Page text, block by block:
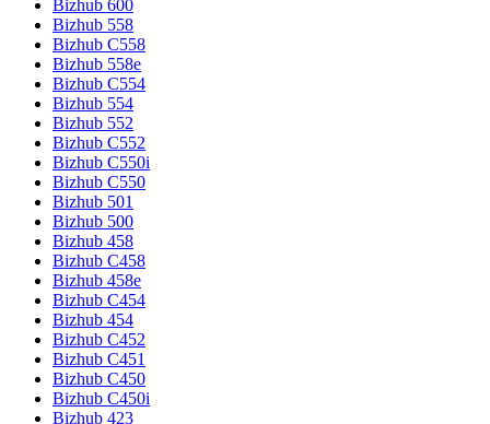
Bizhub 600
Bizhub 558
Bizhub C558
Bizhub 558e
Bizhub C554
Bizhub 554
Bizhub 552
Bizhub C552
Bizhub C550i
Bizhub C550
Bizhub 501
Bizhub 500
Bizhub 458
Bizhub C458
Bizhub 458e
Bizhub C454
Bizhub 454
Bizhub C452
Bizhub C451
Bizhub C450
Bizhub C450i
Bizhub 423